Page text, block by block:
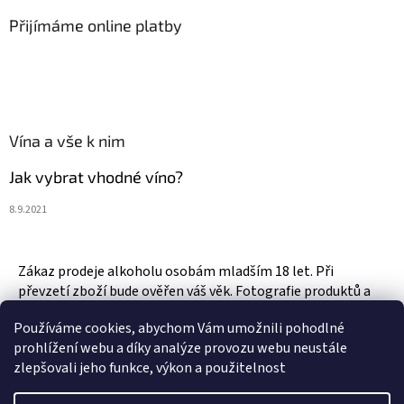
Používáme cookies, abychom Vám umožnili pohodlné
prohlížení webu a díky analýze provozu webu neustále
zlepšovali jeho funkce, výkon a použitelnost
Přijímáme online platby
Vína a vše k nim
Jak vybrat vhodné víno?
8.9.2021
Zákaz prodeje alkoholu osobám mladším 18 let. Při
převzetí zboží bude ověřen váš věk. Fotografie produktů a